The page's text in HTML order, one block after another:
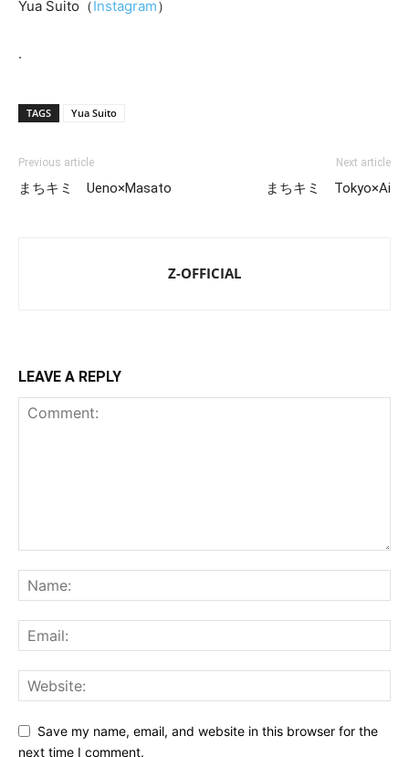
Yua Suito（Instagram）
.
TAGS Yua Suito
Previous article
まちキミ Ueno×Masato
Next article
まちキミ Tokyo×Ai
Z-OFFICIAL
LEAVE A REPLY
Save my name, email, and website in this browser for the
next time I comment.